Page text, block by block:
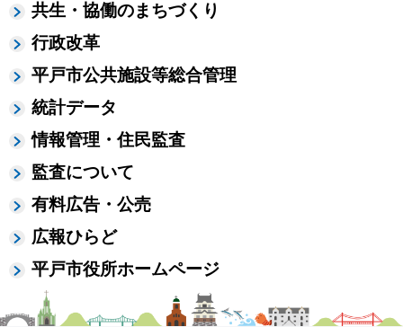
共生・協働のまちづくり
行政改革
平戸市公共施設等総合管理
統計データ
情報管理・住民監査
監査について
有料広告・公売
広報ひらど
平戸市役所ホームページ